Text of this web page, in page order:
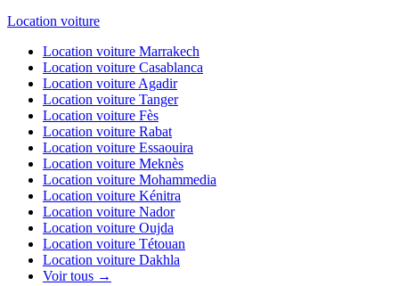
Location voiture
Location voiture Marrakech
Location voiture Casablanca
Location voiture Agadir
Location voiture Tanger
Location voiture Fès
Location voiture Rabat
Location voiture Essaouira
Location voiture Meknès
Location voiture Mohammedia
Location voiture Kénitra
Location voiture Nador
Location voiture Oujda
Location voiture Tétouan
Location voiture Dakhla
Voir tous →